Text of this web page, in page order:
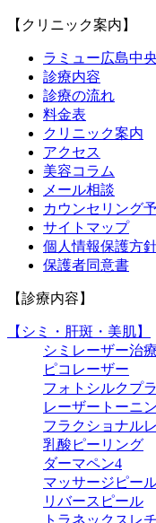
【クリニック案内】
ラミュー広島中
診療内容
診療の流れ
料金表
クリニック案内
アクセス
美容コラム
メール相談
カウンセリング
サイトマップ
個人情報保護方
保護者同意書
【診療内容】
【シミ・肝斑・美肌】
シミレーザー治療
ピコレーザー
フォトシルクプ
レーザートーニ
フラクショナル
乳酸ピーリング
ダーマペン4
マッサージピー
リバースピール
トラネックスレ